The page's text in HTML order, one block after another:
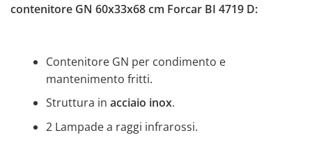
contenitore GN 60x33x68 cm Forcar BI 4719 D:
Contenitore GN per condimento e
mantenimento fritti.
Struttura in acciaio inox.
2 Lampade a raggi infrarossi.